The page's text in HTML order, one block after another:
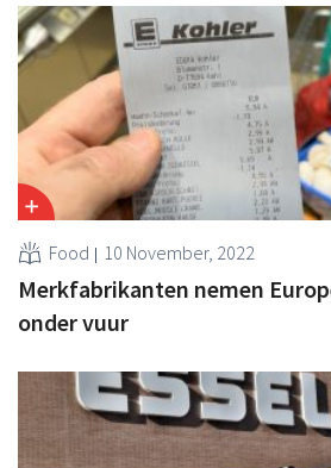
Food 10 November, 2022
Merkfabrikanten nemen
onder vuur